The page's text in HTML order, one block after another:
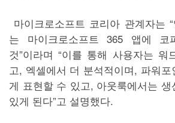
마이크로소프트 코리아 관계자는
는 마이크로소프트 365 앱에 코
것”이라며 “이를 통해 사용자는 워
고, 엑셀에서 더 분석적이며, 파워
게 표현할 수 있고, 아웃룩에서는
있게 된다”고 설명했다.